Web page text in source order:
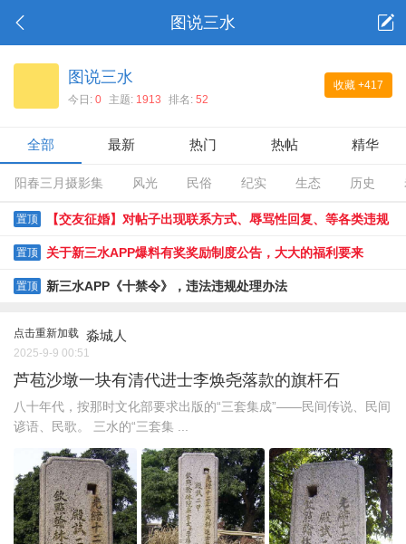
图说三水
收藏 +417
图说三水
今日: 0 主题: 1913 排名: 52
全部 最新 热门 热帖 精华
阳春三月摄影集 风光 民俗 纪实 生态 历史
置顶 【交友征婚】对帖子出现联系方式、辱骂性回复、等各类违规
贴限时整改通知
置顶 关于新三水APP爆料有奖奖励制度公告，大大的福利要来
了......
置顶 新三水APP《十禁令》，违法违规处理办法
点击重新加载 淼城人
2025-9-9 00:51
芦苞沙墩一块有清代进士李焕尧落款的旗杆石
八十年代，按那时文化部要求出版的“三套集成”——民间传说、民间
谚语、民歌。 三水的“三套集 ...